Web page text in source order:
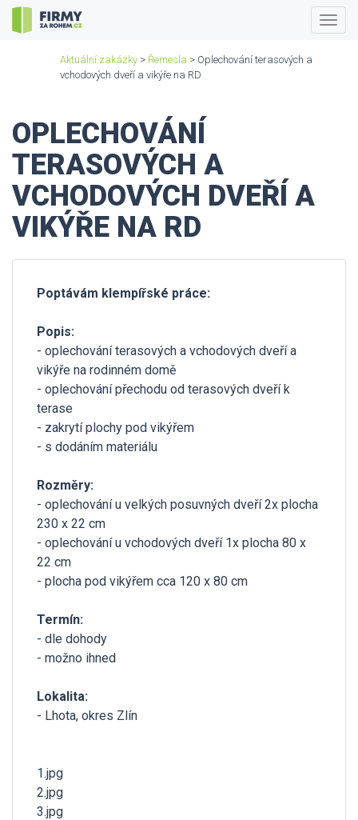
Aktuální zakázky > Řemesla > Oplechování terasových a
vchodových dveří a vikýře na RD
OPLECHOVÁNÍ
TERASOVÝCH A
VCHODOVÝCH DVEŘÍ A
VIKÝŘE NA RD
Poptávám klempířské práce:
Popis:
- oplechování terasových a vchodových dveří a
vikýře na rodinném domě
- oplechování přechodu od terasových dveří k
terase
- zakrytí plochy pod vikýřem
- s dodáním materiálu
Rozměry:
- oplechování u velkých posuvných dveří 2x plocha
230 x 22 cm
- oplechování u vchodových dveří 1x plocha 80 x
22 cm
- plocha pod vikýřem cca 120 x 80 cm
Termín:
- dle dohody
- možno ihned
Lokalita:
- Lhota, okres Zlín
1.jpg
2.jpg
3.jpg